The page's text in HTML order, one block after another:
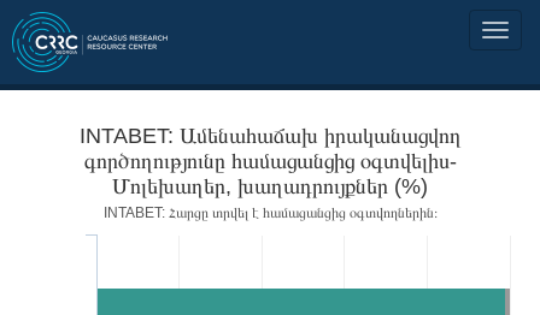
INTABET: Ամենահաճախ իրականացվող
գործողությունը համացանցից օգտվելիս-
Մոլեխաղեր, խաղադրույքներ (%)
INTABET: Հարցը տրվել է համացանցից օգտվողներին։